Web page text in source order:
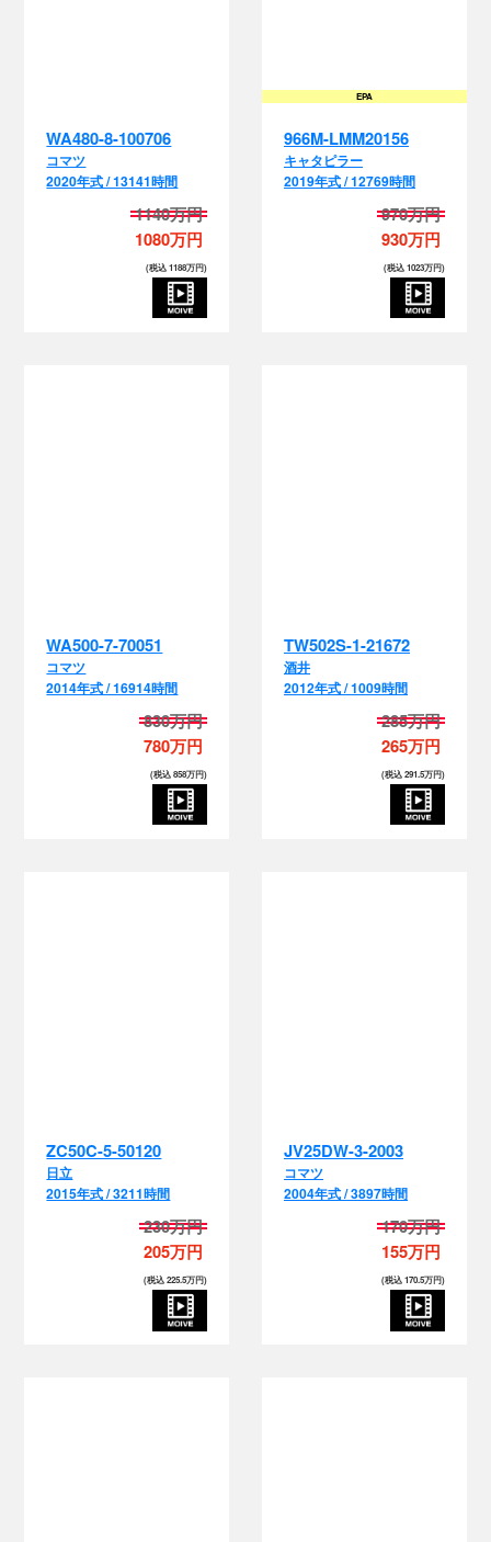
WA480-8-100706
コマツ
2020年式 / 13141時間
1140万円
1080万円
(税込 1188万円)
EPA
966M-LMM20156
キャタピラー
2019年式 / 12769時間
970万円
930万円
(税込 1023万円)
WA500-7-70051
コマツ
2014年式 / 16914時間
830万円
780万円
(税込 858万円)
TW502S-1-21672
酒井
2012年式 / 1009時間
285万円
265万円
(税込 291.5万円)
ZC50C-5-50120
日立
2015年式 / 3211時間
230万円
205万円
(税込 225.5万円)
JV25DW-3-2003
コマツ
2004年式 / 3897時間
170万円
155万円
(税込 170.5万円)